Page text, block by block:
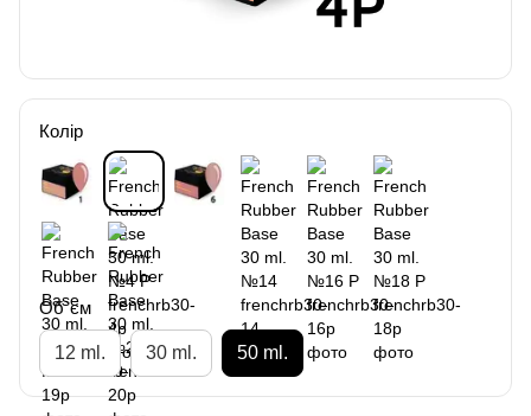
Колір
Об`єм
12 ml. 30 ml. 50 ml.